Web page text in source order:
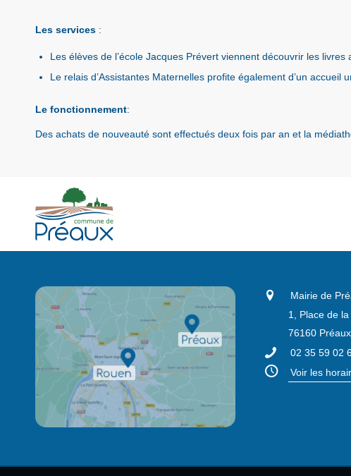
Les services :
Les élèves de l’école Jacques Prévert viennent découvrir les
Le relais d’Assistantes Maternelles profite également d’un accueil
Le fonctionnement:
Des achats de nouveauté sont effectués deux fois par an et la
Mairie de
1, Place de
76160 Préaux
02 35 59 02
Voir les